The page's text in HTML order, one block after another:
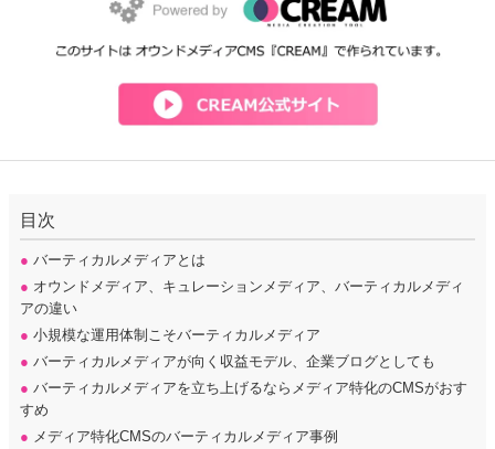
目次
● バーティカルメディアとは
● オウンドメディア、キュレーションメディア、バーティカルメディ
アの違い
● 小規模な運用体制こそバーティカルメディア
● バーティカルメディアが向く収益モデル、企業ブログとしても
● バーティカルメディアを立ち上げるならメディア特化のCMSがおす
すめ
● メディア特化CMSのバーティカルメディア事例